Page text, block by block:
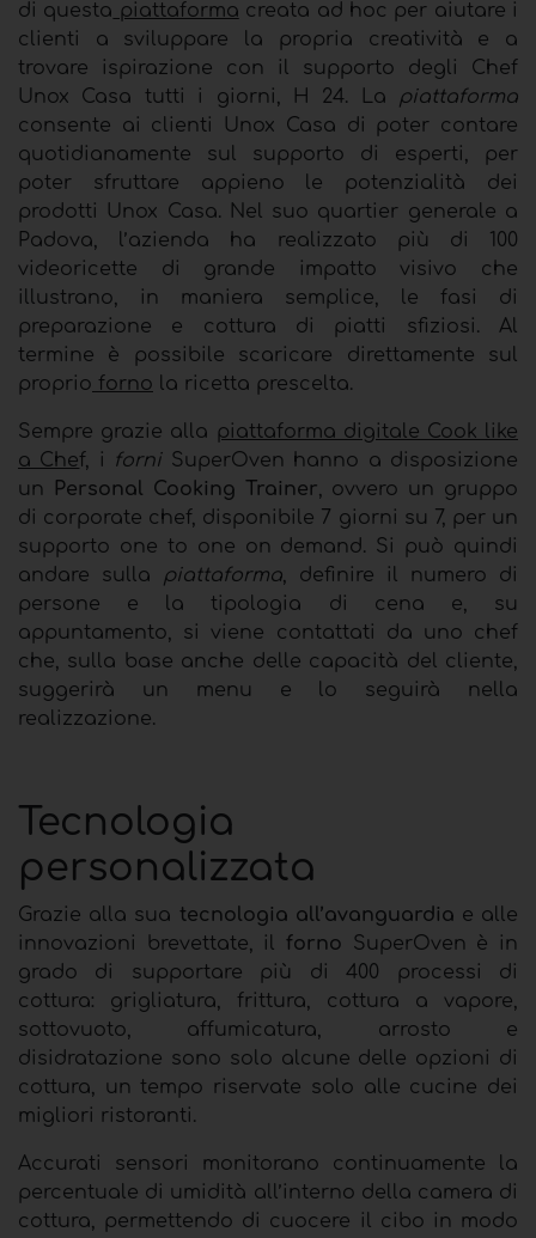
di questa piattaforma creata ad hoc per aiutare i
clienti a sviluppare la propria creatività e a
trovare ispirazione con il supporto degli Chef
Unox Casa tutti i giorni, H 24. La
piattaforma
consente ai clienti Unox Casa di poter contare
quotidianamente sul supporto di esperti, per
poter sfruttare appieno le potenzialità dei
prodotti Unox Casa. Nel suo quartier generale a
Padova, l’azienda ha realizzato più di 100
videoricette di grande impatto visivo che
illustrano, in maniera semplice, le fasi di
preparazione e cottura di piatti sfiziosi. Al
termine è possibile scaricare direttamente sul
proprio forno la ricetta prescelta.
Sempre grazie alla piattaforma digitale Cook like
a Chef, i forniSuperOven hanno a disposizione
un
Personal Cooking Trainer, ovvero un gruppo
di corporate chef, disponibile 7 giorni su 7, per un
supporto one to one on demand. Si può quindi
andare sulla
piattaforma, definire il numero di
persone e la tipologia di cena e, su
appuntamento, si viene contattati da uno chef
che, sulla base anche delle capacità del cliente,
suggerirà un menu e lo seguirà nella
realizzazione.
Tecnologia
personalizzata
Grazie alla sua tecnologia all’avanguardia e alle
innovazioni brevettate, il forno SuperOven è in
grado di supportare più di 400 processi di
cottura: grigliatura, frittura, cottura a vapore,
sottovuoto, affumicatura, arrosto e
disidratazione sono solo alcune delle opzioni di
cottura, un tempo riservate solo alle cucine dei
migliori ristoranti.
Accurati sensori monitorano continuamente la
percentuale di umidità all’interno della camera di
cottura, permettendo di cuocere il cibo in modo